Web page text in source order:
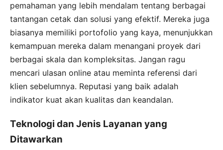
pemahaman yang lebih mendalam tentang berbagai
tantangan cetak dan solusi yang efektif. Mereka juga
biasanya memiliki portofolio yang kaya, menunjukkan
kemampuan mereka dalam menangani proyek dari
berbagai skala dan kompleksitas. Jangan ragu
mencari ulasan online atau meminta referensi dari
klien sebelumnya. Reputasi yang baik adalah
indikator kuat akan kualitas dan keandalan.
Teknologi dan Jenis Layanan yang
Ditawarkan